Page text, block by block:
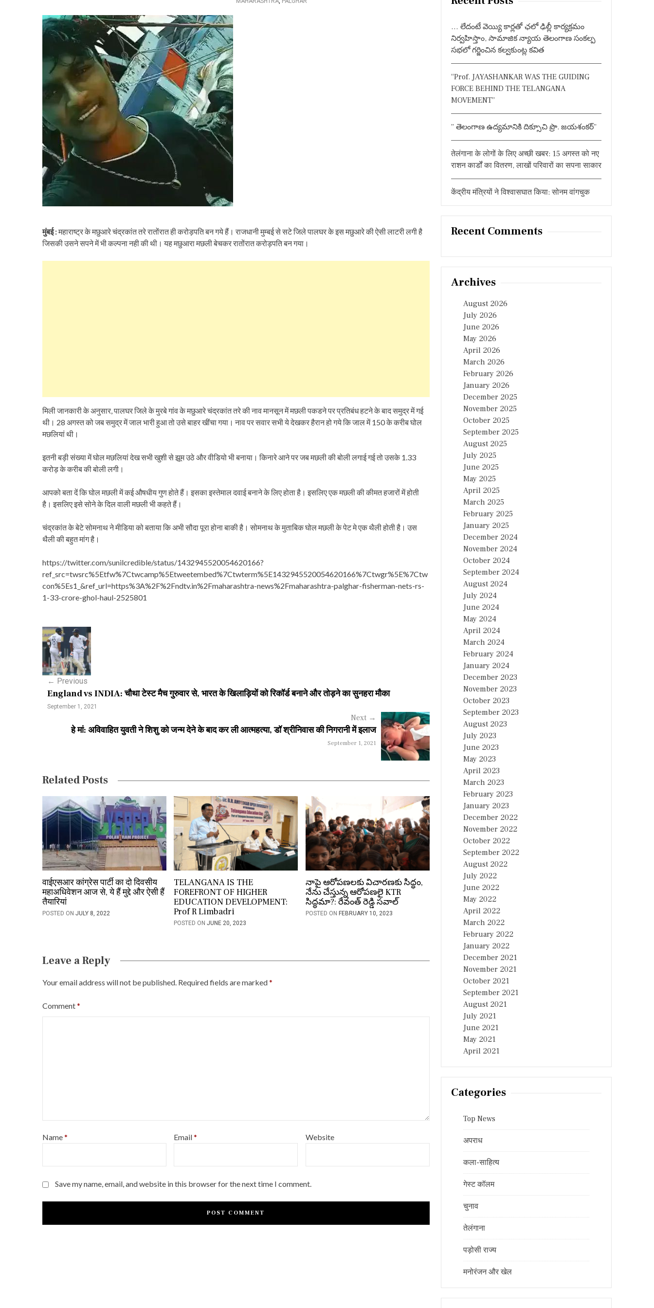
मुंबई :महाराष्‍ट्र के मछुआरे चंद्रकांत तरे रातोंरात ही करोड़पति बन गये हैं। राजधानी मुम्बई से सटे जिले पालघर के इस मछुआरे की ऐसी लाटरी लगी है
जिसकी उसने सपने में भी कल्पना नही की थी। यह मछुआरा मछली बेचकर रातोंरात करोड़पति बन गया।
मिली जानकारी के अनुसार, पालघर जिले के मुरबे गांव के मछुआरे चंद्रकांत तरे की नाव मानसून में मछली पकडने पर प्रतिबंध हटने के बाद समुद्र में गई
थी। 28 अगस्त को जब समुद्र में जाल भारी हुआ तो उसे बाहर खींचा गया। नाव पर सवार सभी ये देखकर हैरान हो गये कि जाल में 150 के करीब घोल
मछलियां थी।
इतनी बड़ी संख्या में घोल मछलियां देख सभी खुशी से झूम उठे और वीडियो भी बनाया। किनारे आने पर जब मछली की बोली लगाई गई तो उसके 1.33
करोड़ के करीब की बोली लगी।
आपको बता दें कि घोल मछली में कई औषधीय गुण होते हैं। इसका इस्तेमाल दवाई बनाने के लिए होता है। इसलिए एक मछली की कीमत हजारों में होती
है। इसलिए इसे सोने के दिल वाली मछली भी कहते हैं।
चंद्रकांत के बेटे सोमनाथ ने मीडिया को बताया कि अभी सौदा पूरा होना बाकी है। सोमनाथ के मुताबिक घोल मछली के पेट मे एक थैली होती है। उस
थैली की बहुत मांग है।
https://twitter.com/sunilcredible/status/1432945520054620166?
ref_src=twsrc%5Etfw%7Ctwcamp%5Etweetembed%7Ctwterm%5E1432945520054620166%7Ctwgr%5E%7Ctw
con%5Es1_&ref_url=https%3A%2F%2Fndtv.in%2Fmaharashtra-news%2Fmaharashtra-palghar-fisherman-nets-rs-
1-33-crore-ghol-haul-2525801
P
o
s
n
g
a
t
i
o
n
← Previous
England vs INDIA: चौथा टेस्ट मैच गुरुवार से, भारत के खिलाड़ियों को रिकॉर्ड बनाने और तोड़ने का सुनहरा मौका
September 1, 2021
Next →
हे मां: अविवाहित युवती ने शिशु को जन्म देने के बाद कर ली आत्महत्या, डॉ श्रीनिवास की निगरानी में इलाज
September 1, 2021
Related Posts
वाईएसआर कांग्रेस पार्टी का दो दिवसीय
महाअधिवेशन आज से, ये हैं मुद्दे और ऐसी हैं
तैयारियां
POSTED ON JULY 8, 2022
TELANGANA IS THE
FOREFRONT OF HIGHER
EDUCATION DEVELOPMENT:
Prof R Limbadri
POSTED ONJUNE 20, 2023
నాపై ఆరోపణలకు విచారణకు సిద్ధం,
నేను చేస్తున్న ఆరోపణలై KTR
సిద్ధమా?: రేవంత్ రెడ్డి సవాల్
POSTED ON FEBRUARY 10, 2023
Leave a Reply
Your email address will not be published. Required fields are marked*
Comment*
Name* Email* Website
Save my name, email, and website in this browser for the next time I comment.
… లేదంటే వెయ్యి కార్లతో ఛలో ఢిల్లీ కార్యక్రమం
నిర్వహిస్తాం, సామాజిక న్యాయ తెలంగాణ సంకల్ప
సభలో గర్జించిన కల్వకుంట్ల కవిత
“Prof. JAYASHANKAR WAS THE GUIDING
FORCE BEHIND THE TELANGANA
MOVEMENT”
” తెలంగాణ ఉద్యమానికి దిక్సూచి ప్రొ. జయశంకర్”
तेलंगाना के लोगों के लिए अच्छी खबर: 15 अगस्त को नए
राशन कार्डों का वितरण, लाखों परिवारों का सपना साकार
केंद्रीय मंत्रियों ने विश्वासघात किया: सोनम वांगचुक
Recent Comments
Archives
August 2026
July 2026
June 2026
May 2026
April 2026
March 2026
February 2026
January 2026
December 2025
November 2025
October 2025
September 2025
August 2025
July 2025
June 2025
May 2025
April 2025
March 2025
February 2025
January 2025
December 2024
November 2024
October 2024
September 2024
August 2024
July 2024
June 2024
May 2024
April 2024
March 2024
February 2024
January 2024
December 2023
November 2023
October 2023
September 2023
August 2023
July 2023
June 2023
May 2023
April 2023
March 2023
February 2023
January 2023
December 2022
November 2022
October 2022
September 2022
August 2022
July 2022
June 2022
May 2022
April 2022
March 2022
February 2022
January 2022
December 2021
November 2021
October 2021
September 2021
August 2021
July 2021
June 2021
May 2021
April 2021
Categories
Top News
अपराध
कला-साहित्य
गेस्ट कॉलम
चुनाव
तेलंगाना
पड़ोसी राज्य
मनोरंजन और खेल